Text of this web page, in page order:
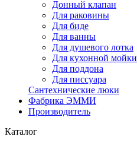
Донный клапан
Для раковины
Для биде
Для ванны
Для душевого лотка
Для кухонной мойки
Для поддона
Для писсуара
Сантехнические люки
Фабрика ЭММИ
Производитель
Каталог